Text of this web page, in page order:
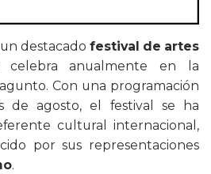
destacado festival de artes
anualmente en la
Con una programación
de agosto, el festival se ha
cultural internacional,
por sus representaciones
.